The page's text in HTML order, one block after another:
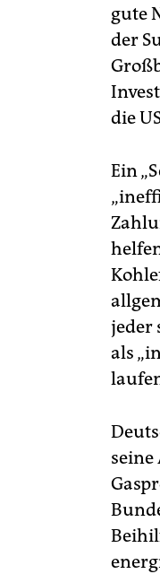
gute
der
die
Ein
jeder
als